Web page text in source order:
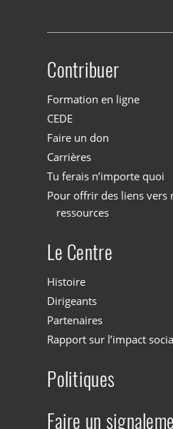
Site menu
Contribuer
Formation en ligne
CEDE
Faire un don
Carrières
Tu ferais n’importe quoi
Pour offrir des liens vers
ressources
Le Centre
Histoire
Dirigeants
Partenaires
Rapport sur l’impact
Politiques
Faire un